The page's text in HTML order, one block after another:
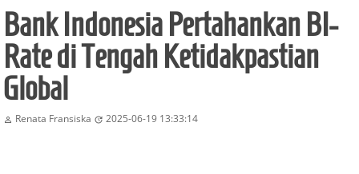
Bank Indonesia Pertahankan BI-
Rate di Tengah Ketidakpastian
Global
 Renata Fransiska  2025-06-19 13:33:14